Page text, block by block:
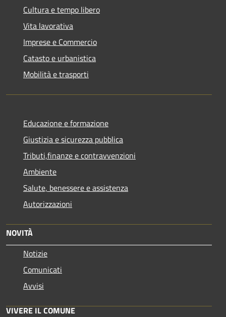
Cultura e tempo libero
Vita lavorativa
Imprese e Commercio
Catasto e urbanistica
Mobilità e trasporti
Educazione e formazione
Giustizia e sicurezza pubblica
Tributi,finanze e contravvenzioni
Ambiente
Salute, benessere e assistenza
Autorizzazioni
NOVITÀ
Notizie
Comunicati
Avvisi
VIVERE IL COMUNE